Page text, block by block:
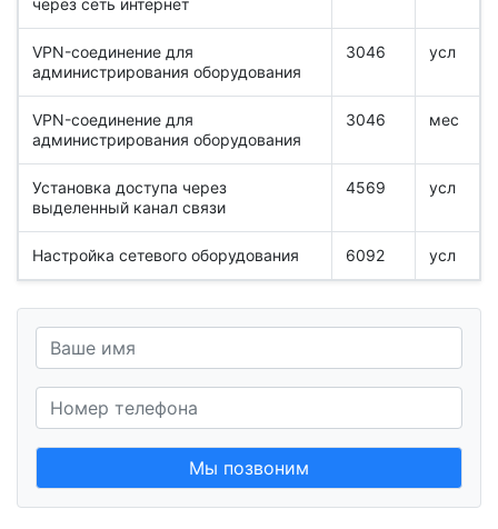
через сеть интернет
VPN-соединение для
администрирования оборудования
3046 усл
VPN-соединение для
администрирования оборудования
3046 мес
Установка доступа через
выделенный канал связи
4569 усл
Настройка сетевого оборудования 6092 усл
Мы позвоним